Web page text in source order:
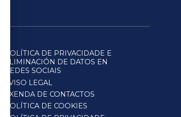
POLÍTICA DE PRIVACIDADE E
ELIMINACIÓN DE DATOS EN
REDES SOCIAIS
AVISO LEGAL
AXENDA DE CONTACTOS
POLÍTICA DE COOKIES